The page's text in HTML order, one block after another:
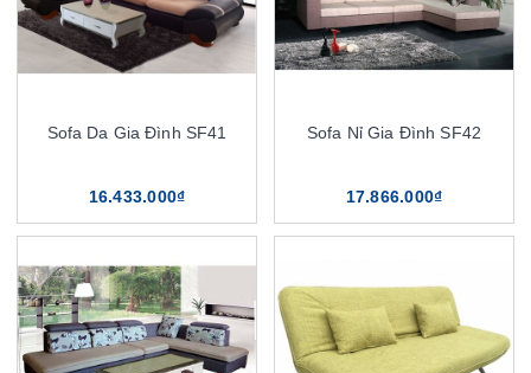
Sofa Da Gia Đình SF41
16.433.000₫
Sofa Nỉ Gia Đình SF42
17.866.000₫